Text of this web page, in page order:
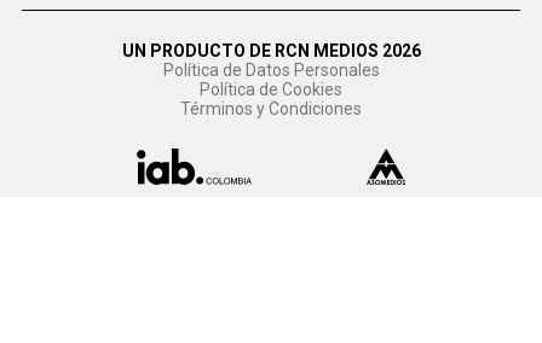
UN PRODUCTO DE RCN MEDIOS 2026
Política de Datos Personales
Política de Cookies
Términos y Condiciones